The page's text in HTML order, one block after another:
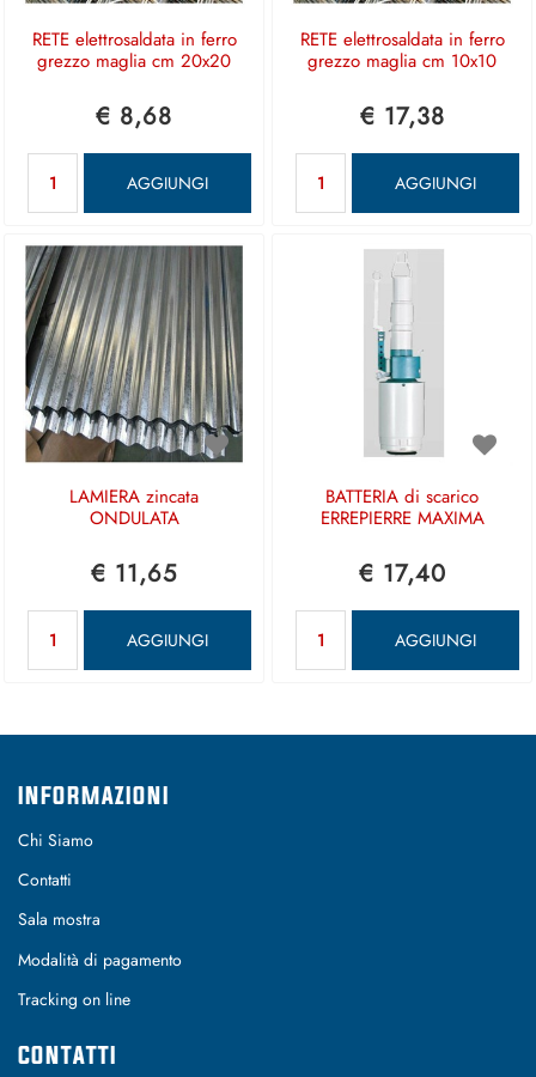
RETE elettrosaldata in ferro
grezzo maglia cm 20x20
€ 8,68
AGGIUNGI
RETE elettrosaldata in ferro
grezzo maglia cm 10x10
€ 17,38
AGGIUNGI
LAMIERA zincata
ONDULATA
€ 11,65
AGGIUNGI
BATTERIA di scarico
ERREPIERRE MAXIMA
€ 17,40
AGGIUNGI
INFORMAZIONI
Chi Siamo
Contatti
Sala mostra
Modalità di pagamento
Tracking on line
CONTATTI